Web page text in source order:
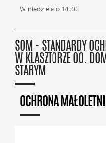
W niedziele o 14.30
SOM - STANDARDY
W KLASZTORZE OO.
STARYM
OCHRONA